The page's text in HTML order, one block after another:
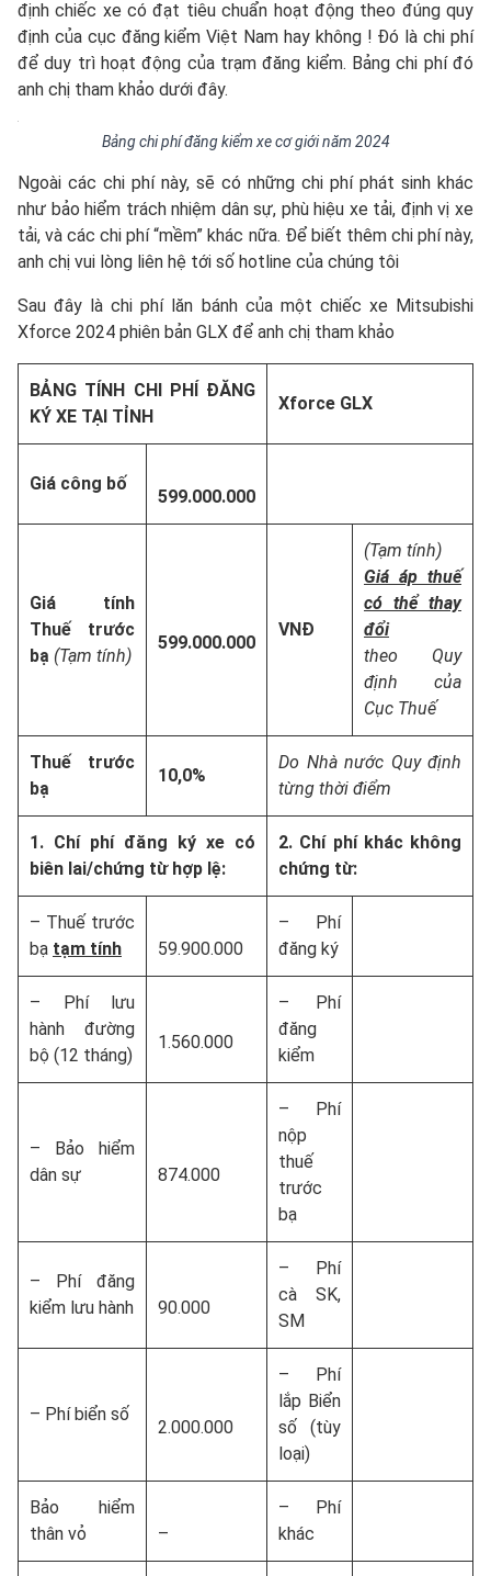
định chiếc xe có đạt tiêu chuẩn hoạt động theo đúng quy
định của cục đăng kiểm Việt Nam hay không ! Đó là chi phí
để duy trì hoạt động của trạm đăng kiểm. Bảng chi phí đó
anh chị tham khảo dưới đây.
Bảng chi phí đăng kiểm xe cơ giới năm 2024
Ngoài các chi phí này, sẽ có những chi phí phát sinh khác
như bảo hiểm trách nhiệm dân sự, phù hiệu xe tải, định vị xe
tải, và các chi phí “mềm” khác nữa. Để biết thêm chi phí này,
anh chị vui lòng liên hệ tới số hotline của chúng tôi
Sau đây là chi phí lăn bánh của một chiếc xe Mitsubishi
Xforce 2024 phiên bản GLX để anh chị tham khảo
BẢNG TÍNH CHI PHÍ ĐĂNG
KÝ XE TẠI TỈNH
Xforce GLX
Giá công bố
599.000.000
Giá tính
Thuế trước
bạ (Tạm tính)
599.000.000
VNĐ
(Tạm tính)
Giá áp thuế
có thể thay
đổi
theo Quy
định của
Cục Thuế
Thuế trước
bạ
10,0%
Do Nhà nước Quy định
từng thời điểm
1. Chí phí đăng ký xe có
biên lai/chứng từ hợp lệ:
2. Chí phí khác không
chứng từ:
– Thuế trước
bạ tạm tính 59.900.000
– Phí
đăng ký
– Phí lưu
hành đường
bộ (12 tháng)
1.560.000
– Phí
đăng
kiểm
– Bảo hiểm
dân sự
874.000
– Phí
nộp
thuế
trước
bạ
– Phí đăng
kiểm lưu hành
90.000
– Phí
cà SK,
SM
– Phí biển số
2.000.000
– Phí
lắp Biển
số (tùy
loại)
Bảo hiểm
thân vỏ
–
– Phí
khác